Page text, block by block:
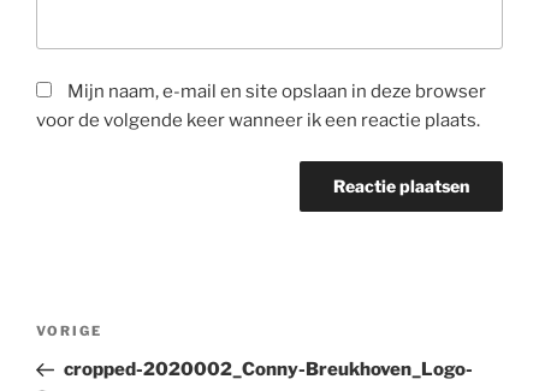
Mijn naam, e-mail en site opslaan in deze browser
voor de volgende keer wanneer ik een reactie plaats.
Bericht
Vorig
bericht
VORIGE
cropped-2020002_Conny-Breukhoven_Logo-